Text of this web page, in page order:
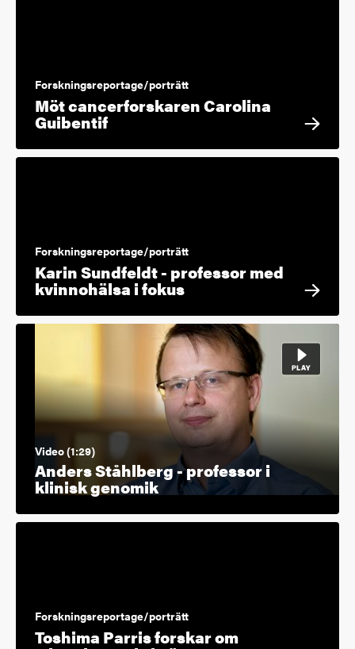
Forskningsreportage/porträtt
Möt cancerforskaren Carolina
Guibentif
Forskningsreportage/porträtt
Karin Sundfeldt - professor med
kvinnohälsa i fokus
Video (1:29)
Anders Ståhlberg - professor i
klinisk genomik
Forskningsreportage/porträtt
Toshima Parris forskar om